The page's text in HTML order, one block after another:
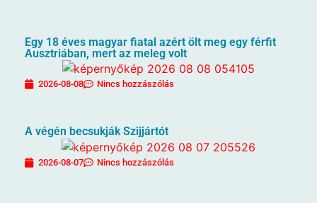
Egy 18 éves magyar fiatal azért ölt meg egy férfit
Ausztriában, mert az meleg volt
2026-08-08 Nincs hozzászólás
A végén becsukják Szijjártót
2026-08-07 Nincs hozzászólás